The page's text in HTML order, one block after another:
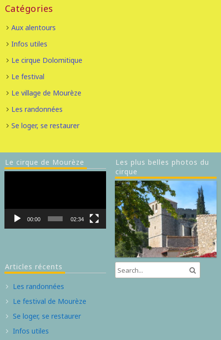
Catégories
Aux alentours
Infos utiles
Le cirque Dolomitique
Le festival
Le village de Mourèze
Les randonnées
Se loger, se restaurer
Le cirque de Mourèze
00:00 02:34
Les plus belles photos du
cirque
Articles récents
Les randonnées
Le festival de Mourèze
Se loger, se restaurer
Infos utiles